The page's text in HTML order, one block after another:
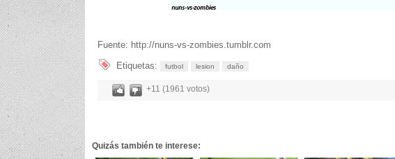
Fuente: http://nuns-vs-zombies.tumblr.com
Etiquetas:
futbol lesion daño
+11 (1961 votos)
Quizás también te interese: